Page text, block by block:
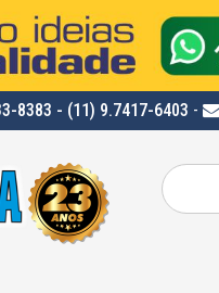
8383 - (11) 9.7417-6403 -
Pesquisar
por: